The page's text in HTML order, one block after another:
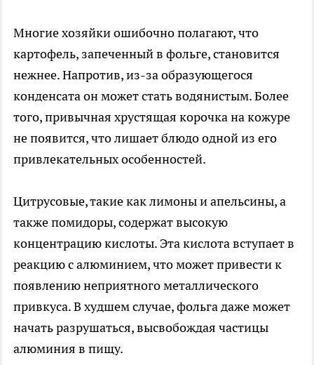
Многие хозяйки ошибочно полагают, что
картофель, запеченный в фольге, становится
нежнее. Напротив, из-за образующегося
конденсата он может стать водянистым. Более
того, привычная хрустящая корочка на кожуре
не появится, что лишает блюдо одной из его
привлекательных особенностей.
Цитрусовые, такие как лимоны и апельсины, а
также помидоры, содержат высокую
концентрацию кислоты. Эта кислота вступает в
реакцию с алюминием, что может привести к
появлению неприятного металлического
привкуса. В худшем случае, фольга даже может
начать разрушаться, высвобождая частицы
алюминия в пищу.